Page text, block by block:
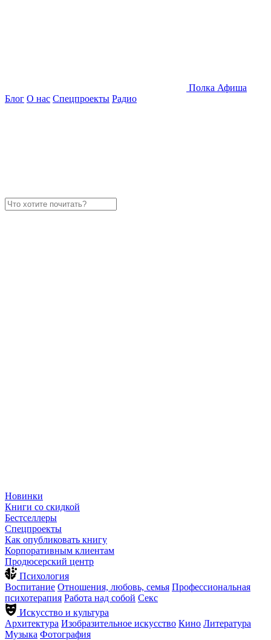
Полка Афиша
Блог О нас Спецпроекты Радио
Новинки
Книги со скидкой
Бестселлеры
Спецпроекты
Как опубликовать книгу
Корпоративным клиентам
Продюсерский центр
Психология
Воспитание Отношения, любовь, семья Профессиональная
психотерапия Работа над собой Секс
Искусство и культура
Архитектура Изобразительное искусство Кино Литература
Музыка Фотография